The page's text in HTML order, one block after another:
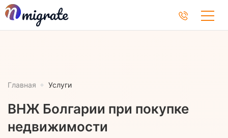
Главная Услуги
ВНЖ Болгарии при покупке
недвижимости